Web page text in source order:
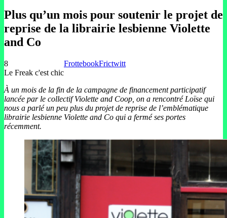
Plus qu’un mois pour soutenir le projet de
reprise de la librairie lesbienne Violette
and Co
8
Le Freak c'est chic
FrottebookFrictwitt
À un mois de la fin de la campagne de financement participatif
lancée par le collectif Violette and Coop, on a rencontré Loïse qui
nous a parlé un peu plus du projet de reprise de l’emblématique
librairie lesbienne Violette and Co qui a fermé ses portes
récemment.